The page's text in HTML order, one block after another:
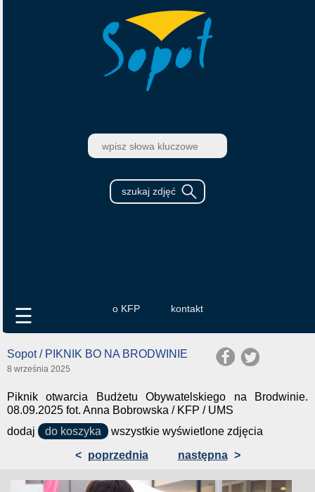
o KFP kontakt
☰
Sopot / PIKNIK BO NA BRODWINIE
8 września 2025
Piknik otwarcia Budżetu Obywatelskiego na Brodwinie.
08.09.2025 fot. Anna Bobrowska / KFP / UMS
dodaj
do koszyka
wszystkie wyświetlone zdjęcia
< poprzednia następna >